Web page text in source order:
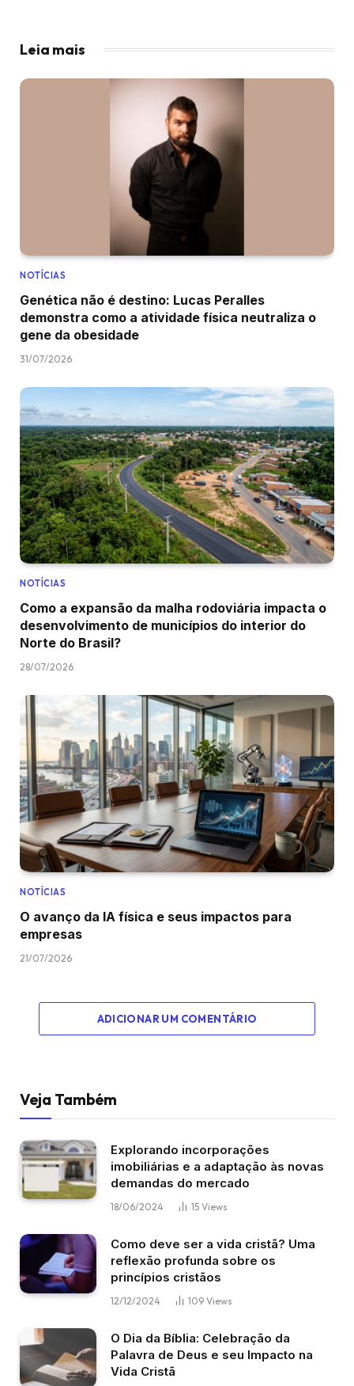
Leia mais
NOTÍCIAS
Genética não é destino: Lucas Peralles
demonstra como a atividade física neutraliza o
gene da obesidade
31/07/2026
NOTÍCIAS
Como a expansão da malha rodoviária impacta o
desenvolvimento de municípios do interior do
Norte do Brasil?
28/07/2026
NOTÍCIAS
O avanço da IA física e seus impactos para
empresas
21/07/2026
ADICIONAR UM COMENTÁRIO
Veja Também
Explorando incorporações
imobiliárias e a adaptação às novas
demandas do mercado
18/06/2024 15 Views
Como deve ser a vida cristã? Uma
reflexão profunda sobre os
princípios cristãos
12/12/2024 109 Views
O Dia da Bíblia: Celebração da
Palavra de Deus e seu Impacto na
Vida Cristã